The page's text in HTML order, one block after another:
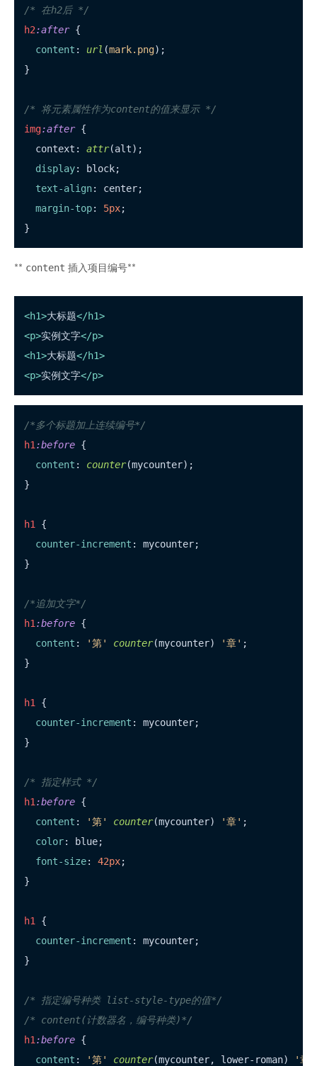
/* 在h2后 */
h2:after {
content : url (mark.png);
}
/* 将元素属性作为content的值来显示 */
img:after {
  context:
attr(alt);
display: block;
text-align: center;
margin-top: 5px;
** content 插入项目编号**
<h1>大标题</h1>
<p>实例文字</p>
<h1>大标题</h1>
<p>实例文字</p>
/*多个标题加上连续编号*/
h1 :before {
content : counter(mycounter);
}
h1
{
counter-increment : mycounter;
}
/*追加文字*/
h1 :before {
content : '第' counter(mycounter) '章' ;
}
h1
{
counter-increment : mycounter;
}
/* 指定样式 */
h1 :before {
content : '第' counter(mycounter) '章' ;
color: blue;
font-size: 42px;
}
h1
{
counter-increment : mycounter;
}
/* 指定编号种类 list-style-type的值*/
/* content(计数器名，编号种类)*/
h1 :before {
content : '第' counter(mycounter, lower-roman) '章'